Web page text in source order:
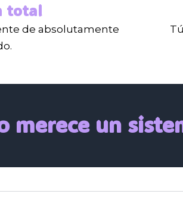
total
de absolutamente
merece un